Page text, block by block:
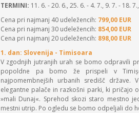
TERMINI: 11. 6. - 20. 6., 25. 6. - 4. 7., 9. 7. - 18.
Cena pri najmanj 40 udeležencih: 799,00 EUR
Cena pri najmanj 30 udeležencih: 854,00 EUR
Cena pri najmanj 20 udeležencih: 898,00 EUR
1. dan: Slovenija - Timisoara
V zgodnjih jutranjih urah se bomo odpravili
popoldne pa bomo že prispeli v
najpomembnejših urbanih središč
elegantne palače in razkošni parki, ki pričajo
»mali Dunaj«. Sprehod skozi staro mestno
mestni utrip. Po ogledu se bomo odpeljali do